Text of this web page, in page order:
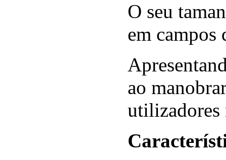
O seu
em campos
ao
utilizadores